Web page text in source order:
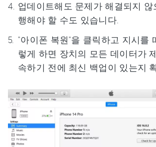
업데이트해도 문제가 해결되지 않
행해야 할 수도 있습니다.
"아이폰 복원"을 클릭하고 지시를
렇게 하면 장치의 모든 데이터가
속하기 전에 최신 백업이 있는지